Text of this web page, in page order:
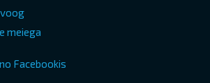
meiega
Facebookis